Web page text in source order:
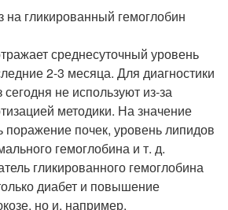
гликированный гемоглобин
среднесуточный уровень
2-3 месяца. Для диагностики
сегодня не используют из-за
методики. На значение
поражение почек, уровень липидов
гемоглобина и т. д.
гликированного гемоглобина
диабет и повышение
но и, например,